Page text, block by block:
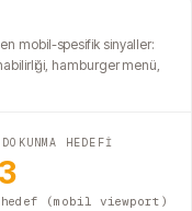
mobil-spesifik sinyaller:
hamburger menü,
HEDEFİ
hedef (mobil viewport)